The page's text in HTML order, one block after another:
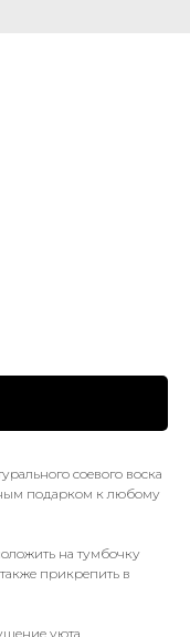
соевого воска
подарком к любому
на тумбочку
прикрепить в
уюта.